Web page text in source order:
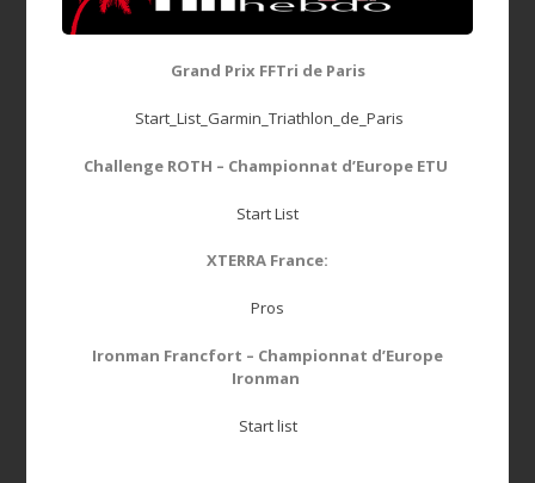
Grand Prix FFTri de Paris
Start_List_Garmin_Triathlon_de_Paris
Challenge ROTH – Championnat d’Europe ETU
Start List
XTERRA France:
Pros
Ironman Francfort – Championnat d’Europe
Ironman
Start list